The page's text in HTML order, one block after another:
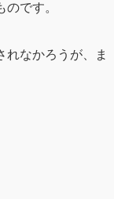
です。
れなかろうが、ま